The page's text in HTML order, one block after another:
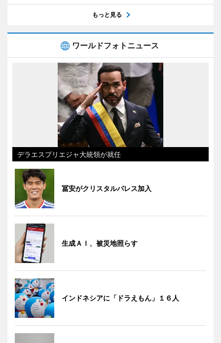
もっと見る
ワールドフォトニュース
デラエスプリエジャ大統領が就任
冨安がクリスタルパレス加入
生成ＡＩ、被災地照らす
インドネシアに「ドラえもん」１６人